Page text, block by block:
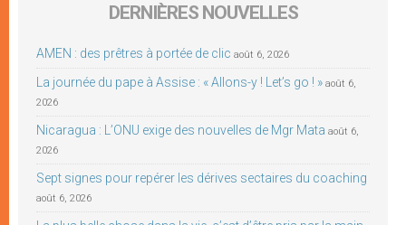
DERNIÈRES NOUVELLES
AMEN : des prêtres à portée de clic août 6, 2026
La journée du pape à Assise : « Allons-y ! Let’s go ! » août 6,
2026
Nicaragua : L’ONU exige des nouvelles de Mgr Mata août 6,
2026
Sept signes pour repérer les dérives sectaires du coaching
août 6, 2026